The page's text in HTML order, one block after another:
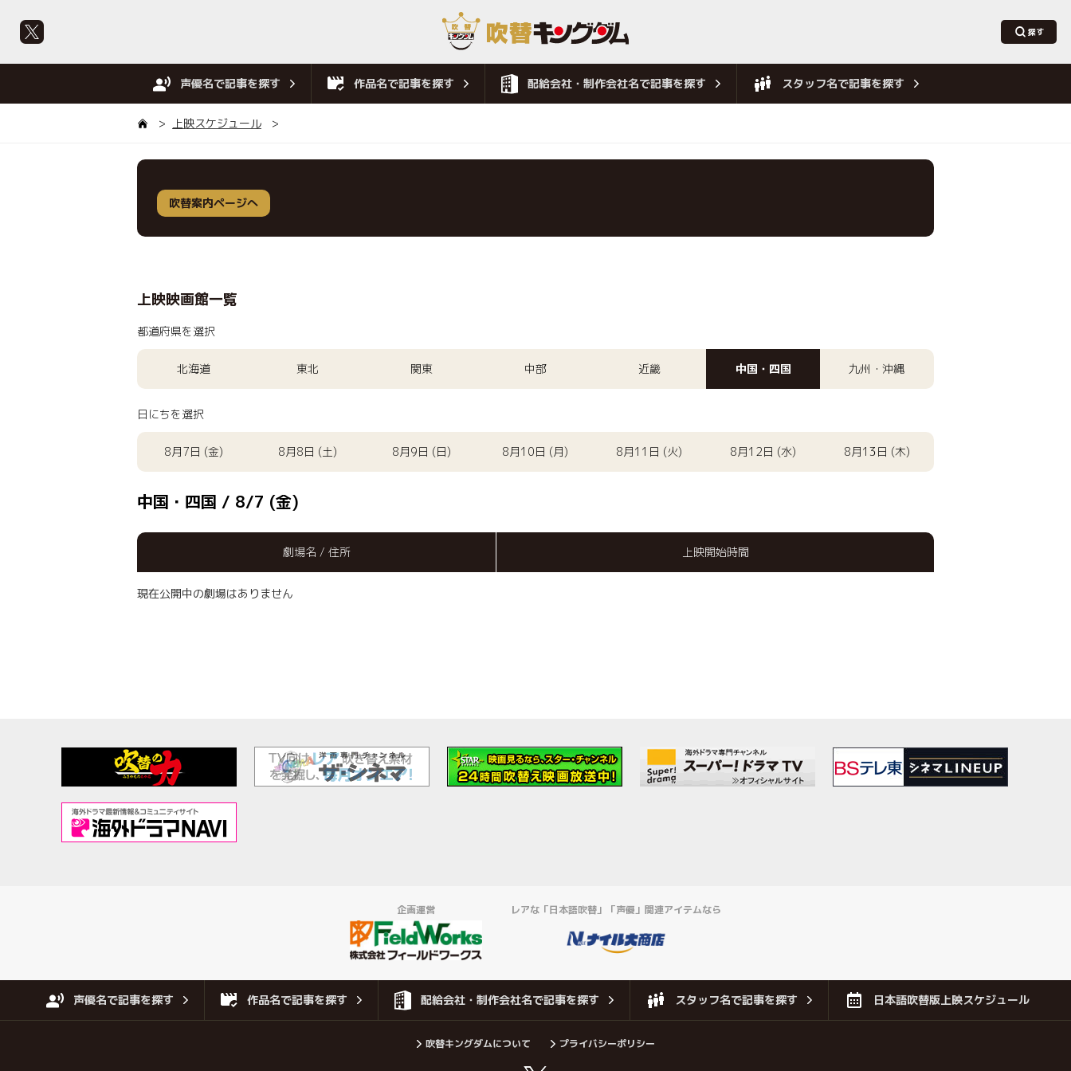
声優名で記事を探す 作品名で記事を探す 配給会社・制作会社名で記事を探す スタッフ名で記事を探す
上映スケジュール
吹替案内ページへ
上映映画館一覧
都道府県を選択
北海道 東北 関東 中部 近畿 中国・四国 九州・沖縄
日にちを選択
8月7日 (金) 8月8日 (土) 8月9日 (日) 8月10日 (月) 8月11日 (火) 8月12日 (水) 8月13日 (木)
中国・四国 / 8/7 (金)
劇場名 / 住所 上映開始時間
現在公開中の劇場はありません
企画運営 レアな「日本語吹替」「声優」関連アイテムなら
声優名で記事を探す 作品名で記事を探す 配給会社・制作会社名で記事を探す スタッフ名で記事を探す 日本語吹替版上映スケジュール
吹替キングダムについて プライバシーポリシー